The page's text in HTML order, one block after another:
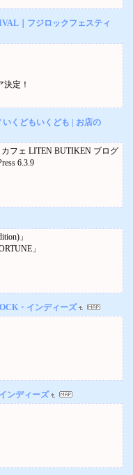
すのはショコラ, 『S4+』Pris
｜フジロックフェスティ
決定！
くどもいくども | お店の
フェ LITEN BUTIKEN ブログ
6.3.9
」
」
・インディーズ
ンディーズ